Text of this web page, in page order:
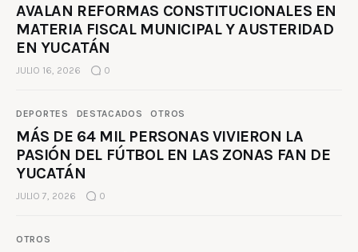
AVALAN REFORMAS CONSTITUCIONALES EN
MATERIA FISCAL MUNICIPAL Y AUSTERIDAD
EN YUCATÁN
JULIO 16, 2026 0
DEPORTES DESTACADOS OTROS
MÁS DE 64 MIL PERSONAS VIVIERON LA
PASIÓN DEL FÚTBOL EN LAS ZONAS FAN DE
YUCATÁN
JULIO 7, 2026 0
OTROS